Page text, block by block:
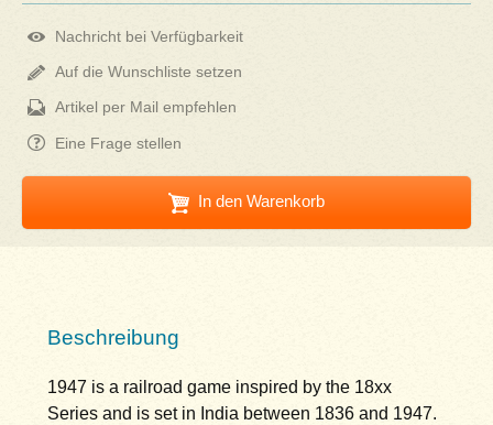
Nachricht bei Verfügbarkeit
Auf die Wunschliste setzen
Artikel per Mail empfehlen
Eine Frage stellen
In den Warenkorb
Beschreibung
1947 is a railroad game inspired by the 18xx
Series and is set in India between 1836 and 1947.